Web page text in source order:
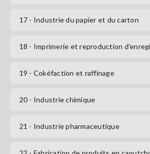
17 - Industrie du papier et du carton
18 - Imprimerie et reproduction
19 - Cokéfaction et raffinage
20 - Industrie chimique
21 - Industrie pharmaceutique